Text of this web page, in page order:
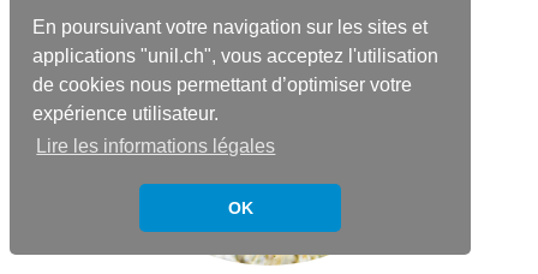
En poursuivant votre navigation sur les sites et
applications "unil.ch", vous acceptez l'utilisation
de cookies nous permettant d’optimiser votre
expérience utilisateur.
Lire les informations légales
OK